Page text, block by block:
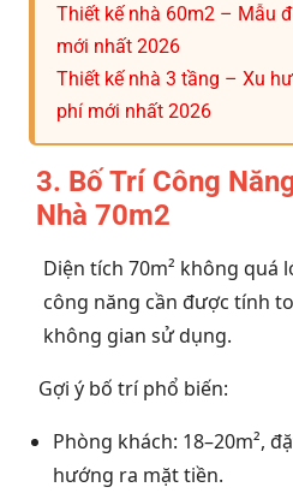
Thiết kế nhà 60m2 – Mẫu
mới nhất 2026
Thiết kế nhà 3 tầng – Xu
phí mới nhất 2026
3. Bố Trí Công
Nhà 70m2
Diện tích 70m² không quá
công năng cần được tính
không gian sử dụng.
Gợi ý bố trí phổ biến:
Phòng khách: 18–20m²,
hướng ra mặt tiền.